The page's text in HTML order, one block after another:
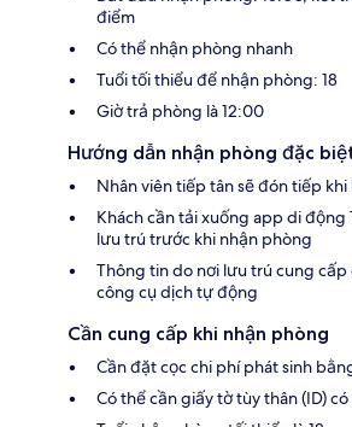
điểm
Có thể nhận phòng nhanh
Tuổi tối thiểu để nhận phòng: 18
Giờ trả phòng là 12:00
Hướng dẫn nhận phòng đặc
Nhân viên tiếp tân sẽ đón tiếp
Khách cần tải xuống app di động
lưu trú trước khi nhận phòng
Thông tin do nơi lưu trú cung
công cụ dịch tự động
Cần cung cấp khi nhận phòng
Cần đặt cọc chi phí phát sinh
Có thể cần giấy tờ tùy thân (ID)